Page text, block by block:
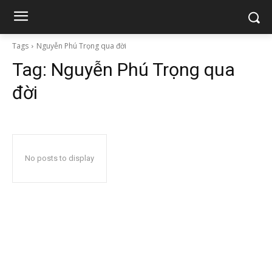
Tags Nguyễn Phú Trọng qua đời
Tag: Nguyễn Phú Trọng qua
đời
No posts to display